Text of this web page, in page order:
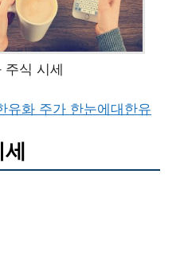
주식 시세
유화 주가 한눈에대한유